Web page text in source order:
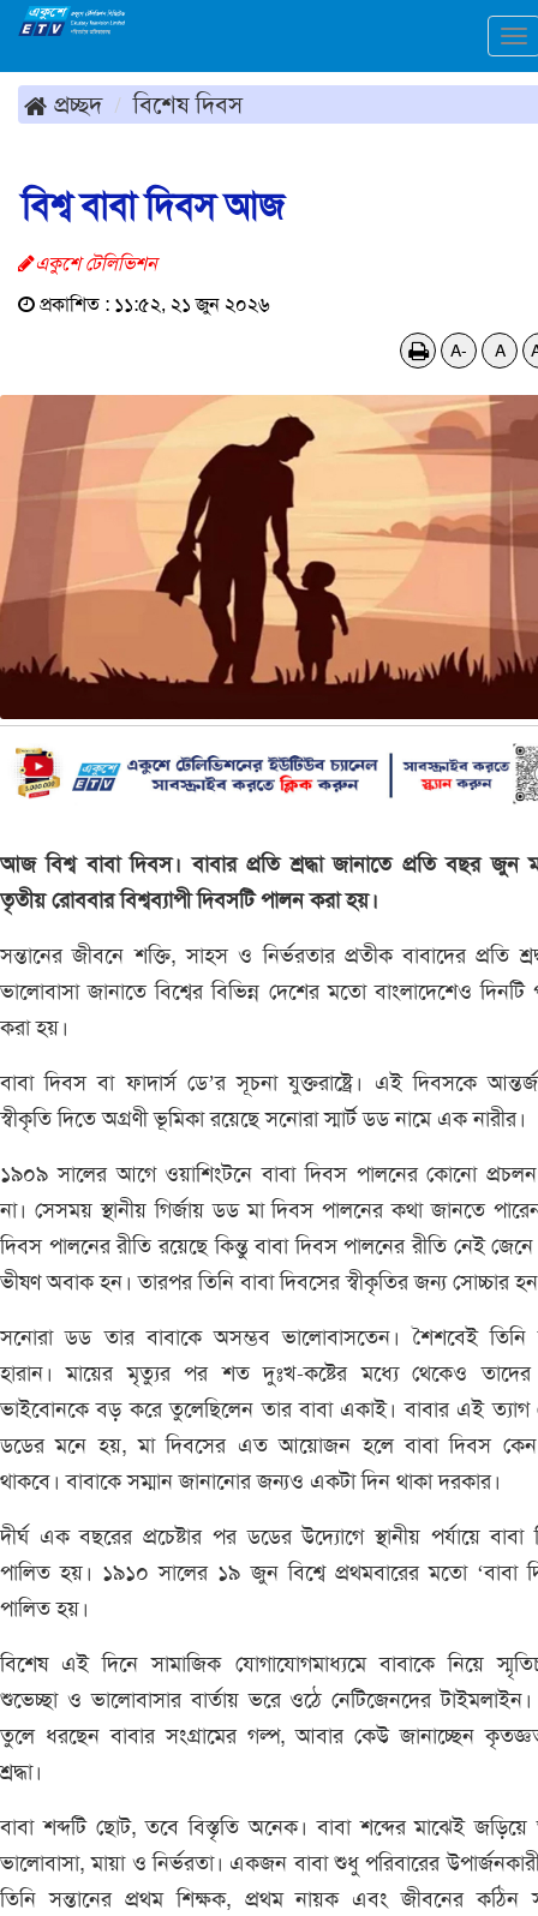
প্রচ্ছদ বিশেষ দিবস
বিশ্ব বাবা দিবস আজ
একুশে টেলিভিশন
প্রকাশিত : ১১:৫২, ২১ জুন ২০২৬
A- A
আজ বিশ্ব বাবা দিবস। বাবার প্রতি শ্রদ্ধা জানাতে প্রতি বছর জুন
তৃতীয় রোববার বিশ্বব্যাপী দিবসটি পালন করা হয়।
সন্তানের জীবনে শক্তি, সাহস ও নির্ভরতার প্রতীক বাবাদের প্রতি
ভালোবাসা জানাতে বিশ্বের বিভিন্ন দেশের মতো বাংলাদেশেও দিনটি
করা হয়।
বাবা দিবস বা ফাদার্স ডে’র সূচনা যুক্তরাষ্ট্রে। এই দিবসকে
স্বীকৃতি দিতে অগ্রণী ভূমিকা রয়েছে সনোরা স্মার্ট ডড নামে এক নারীর।
১৯০৯ সালের আগে ওয়াশিংটনে বাবা দিবস পালনের কোনো
না। সেসময় স্থানীয় গির্জায় ডড মা দিবস পালনের কথা জানতে
দিবস পালনের রীতি রয়েছে কিন্তু বাবা দিবস পালনের রীতি নেই জেনে
ভীষণ অবাক হন। তারপর তিনি বাবা দিবসের স্বীকৃতির জন্য সোচ্চার
সনোরা ডড তার বাবাকে অসম্ভব ভালোবাসতেন। শৈশবেই তিনি
হারান। মায়ের মৃত্যুর পর শত দুঃখ-কষ্টের মধ্যে থেকেও
ভাইবোনকে বড় করে তুলেছিলেন তার বাবা একাই। বাবার এই ত্যাগ
ডডের মনে হয়, মা দিবসের এত আয়োজন হলে বাবা দিবস
থাকবে। বাবাকে সম্মান জানানোর জন্যও একটা দিন থাকা দরকার।
দীর্ঘ এক বছরের প্রচেষ্টার পর ডডের উদ্যোগে স্থানীয় পর্যায়ে বাবা
পালিত হয়। ১৯১০ সালের ১৯ জুন বিশ্বে প্রথমবারের মতো ‘বাবা
পালিত হয়।
বিশেষ এই দিনে সামাজিক যোগাযোগমাধ্যমে বাবাকে নিয়ে
শুভেচ্ছা ও ভালোবাসার বার্তায় ভরে ওঠে নেটিজেনদের
তুলে ধরছেন বাবার সংগ্রামের গল্প, আবার কেউ জানাচ্ছেন
শ্রদ্ধা।
বাবা শব্দটি ছোট, তবে বিস্তৃতি অনেক। বাবা শব্দের মাঝেই
ভালোবাসা, মায়া ও নির্ভরতা। একজন বাবা শুধু পরিবারের
তিনি সন্তানের প্রথম শিক্ষক, প্রথম নায়ক এবং জীবনের কঠিন